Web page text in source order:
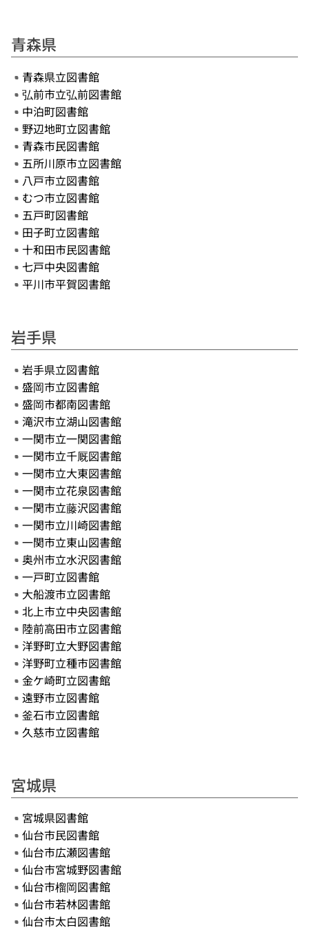
青森県
青森県立図書館
弘前市立弘前図書館
中泊町図書館
野辺地町立図書館
青森市民図書館
五所川原市立図書館
八戸市立図書館
むつ市立図書館
五戸町図書館
田子町立図書館
十和田市民図書館
七戸中央図書館
平川市平賀図書館
岩手県
岩手県立図書館
盛岡市立図書館
盛岡市都南図書館
滝沢市立湖山図書館
一関市立一関図書館
一関市立千厩図書館
一関市立大東図書館
一関市立花泉図書館
一関市立藤沢図書館
一関市立川崎図書館
一関市立東山図書館
奥州市立水沢図書館
一戸町立図書館
大船渡市立図書館
北上市立中央図書館
陸前高田市立図書館
洋野町立大野図書館
洋野町立種市図書館
金ケ崎町立図書館
遠野市立図書館
釜石市立図書館
久慈市立図書館
宮城県
宮城県図書館
仙台市民図書館
仙台市広瀬図書館
仙台市宮城野図書館
仙台市榴岡図書館
仙台市若林図書館
仙台市太白図書館